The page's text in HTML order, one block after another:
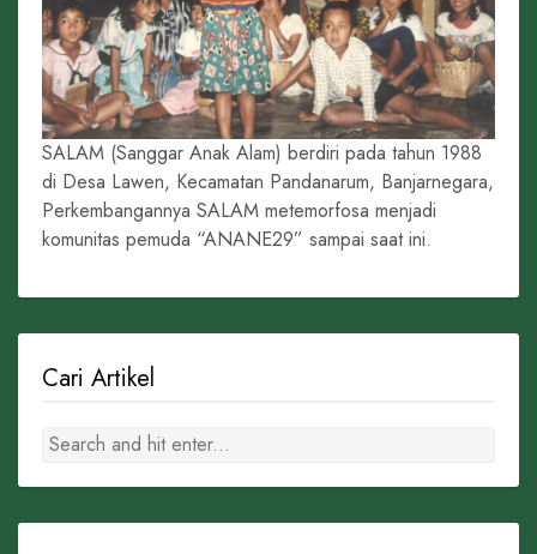
SALAM (Sanggar Anak Alam) berdiri pada tahun 1988
di Desa Lawen, Kecamatan Pandanarum, Banjarnegara,
Perkembangannya SALAM metemorfosa menjadi
komunitas pemuda “ANANE29” sampai saat ini.
Cari Artikel